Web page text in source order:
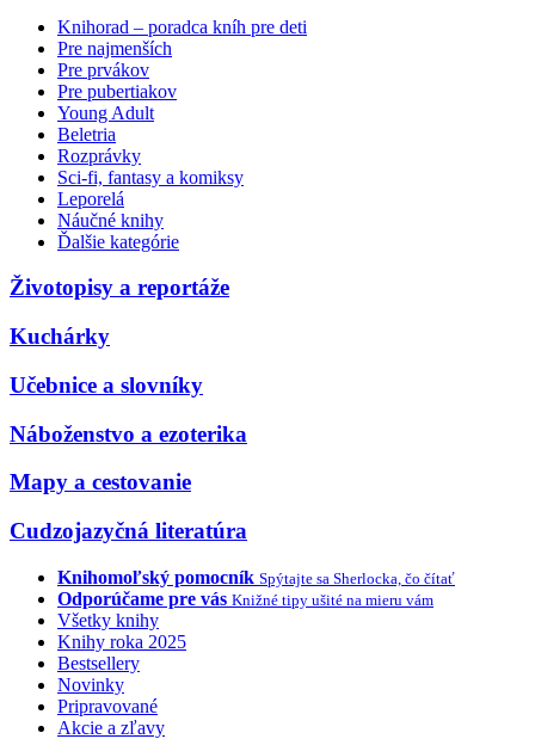
Knihorad – poradca kníh pre deti
Pre najmenších
Pre prvákov
Pre pubertiakov
Young Adult
Beletria
Rozprávky
Sci-fi, fantasy a komiksy
Leporelá
Náučné knihy
Ďalšie kategórie
Životopisy a reportáže
Kuchárky
Učebnice a slovníky
Náboženstvo a ezoterika
Mapy a cestovanie
Cudzojazyčná literatúra
Knihomoľský pomocník Spýtajte sa Sherlocka, čo čítať
Odporúčame pre vás Knižné tipy ušité na mieru vám
Všetky knihy
Knihy roka 2025
Bestsellery
Novinky
Pripravované
Akcie a zľavy